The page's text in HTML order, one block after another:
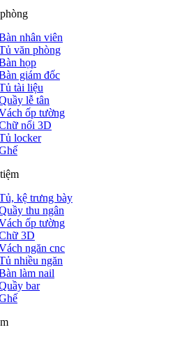
nhân viên
văn phòng
họp
giám đốc
tài liệu
lễ tân
ốp tường
nổi 3D
locker
kệ trưng bày
thu ngân
ốp tường
3D
ngăn cnc
nhiều ngăn
làm nail
bar